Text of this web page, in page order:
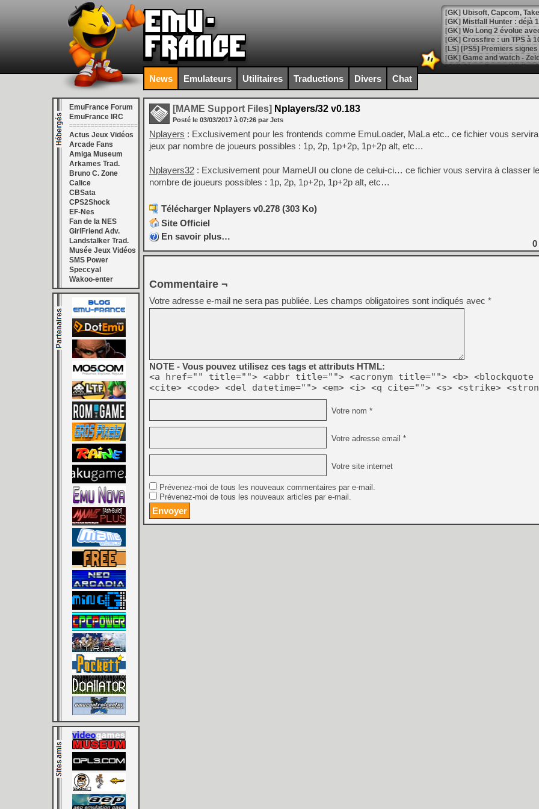
[GK] Mistfall Hunter : déjà
[GK] Wo Long 2 évolue
[GK] Crossfire : un TPS à
[LS] [PS5] Premiers
[Mo5] DOOM arrive en
[GK] Bethesda fête les 30
[GK] Roblox : l'action en
[GK] Agenda - GeForce
[GK] Devolver Digital en a
[LS] [PS5] ps5-y2jb-
[GK] Pourquoi Marvel
[GK] Test : Restory : Chill
[GK] GTA 6 : Rockstar
[GK] Hot Wheels Infinite
[GK] Mémoire cash -
[GK] Résultats Nintendo :
[GK] Déjà des
[Mo5] Brickboy cherche à
[GK] Minecraft et ses «
[GK] Beast of
[GK] Mémoire cash -
[GK] Dan Houser (GTA)
[GK] Comment EA Sports
[GK] Crimson Moon : un
[GK] Isle of Reveries : le
[GK] Moonlighter 2 : The
[GK] Capcom relance
[Mo5] Deux inédits du
News Emulateurs Utilitaires Traductions Divers Chat
EmuFrance Forum
EmuFrance IRC
===================
Actus Jeux Vidéos
Arcade Fans
Amiga Museum
Arkames Trad.
Bruno C. Zone
Calice
CBSata
CPS2Shock
EF-Nes
Fan de la NES
GirlFriend Adv.
Landstalker Trad.
Musée Jeux Vidéos
SMS Power
Speccyal
Wakoo-enter
[MAME Support Files] Nplayers/32 v0.183
Posté le 03/03/2017 à 07:26 par Jets
Nplayers : Exclusivement pour les frontends comme EmuLoader, MaLa etc.. ce fichier vous
jeux par nombre de joueurs possibles : 1p, 2p, 1p+2p, 1p+2p alt, etc…
Nplayers32 : Exclusivement pour MameUI ou clone de celui-ci… ce fichier vous servira à classer
nombre de joueurs possibles : 1p, 2p, 1p+2p, 1p+2p alt, etc…
Télécharger Nplayers v0.278 (303 Ko)
Site Officiel
En savoir plus…
0
Commentaire ¬
Votre adresse e-mail ne sera pas publiée. Les champs obligatoires sont indiqués avec *
NOTE - Vous pouvez utilisez ces tags et attributs HTML:
<a href="" title=""> <abbr title=""> <acronym title=""> <b> <blockquote
<cite> <code> <del datetime=""> <em> <i> <q cite=""> <s> <strike>
Votre nom *
Votre adresse email *
Votre site internet
Prévenez-moi de tous les nouveaux commentaires par e-mail.
Prévenez-moi de tous les nouveaux articles par e-mail.